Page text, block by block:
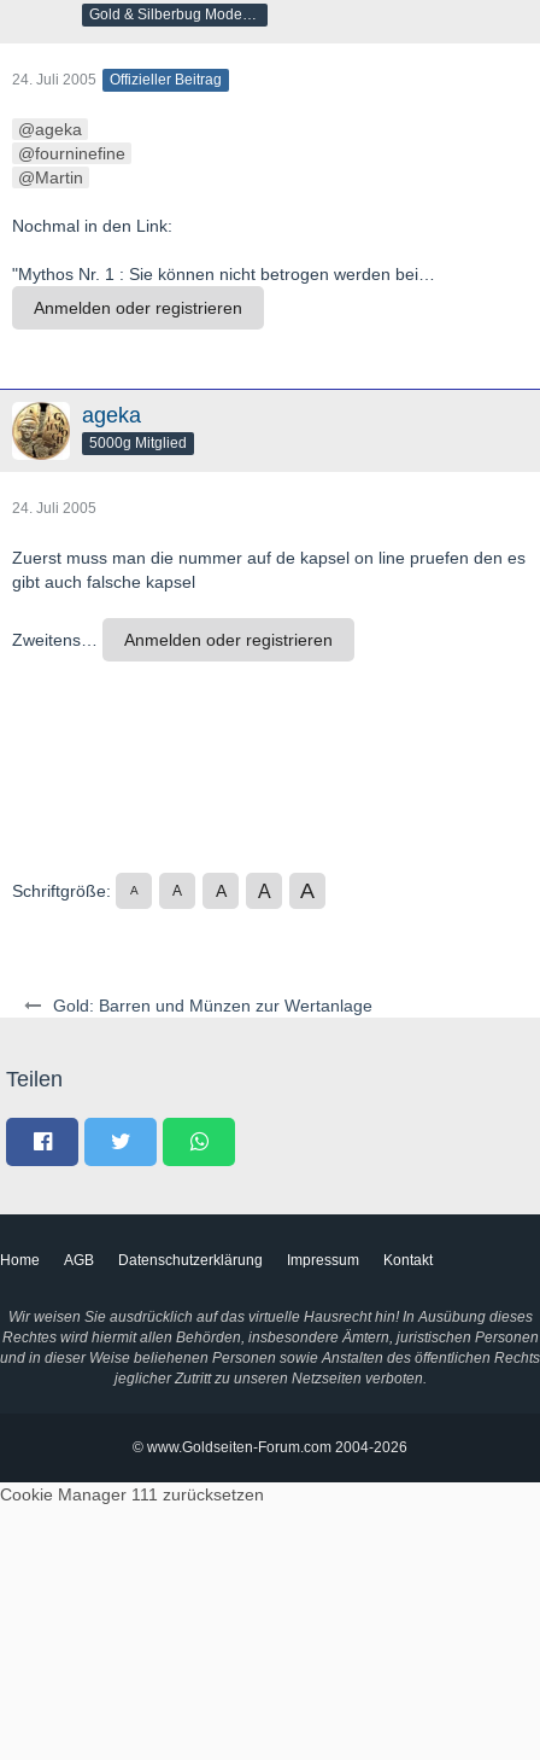
Gold: Barren und Münzen zur Wertanlage
24. Juli 2005 Offizieller Beitrag
ageka
fourninefine
Martin
Nochmal in den Link:
"Mythos Nr. 1 : Sie können nicht betrogen werden bei…
Anmelden oder registrieren
ageka
5000g Mitglied
24. Juli 2005
Zuerst muss man die nummer auf de kapsel on line pruefen den es
gibt auch falsche kapsel
Zweitens… Anmelden oder registrieren
Schriftgröße: A A A A A
Teilen
Home AGB Datenschutzerklärung Impressum Kontakt
Wir weisen Sie ausdrücklich auf das virtuelle Hausrecht hin! In Ausübung dieses
Rechtes wird hiermit allen Behörden, insbesondere Ämtern, juristischen Personen
und in dieser Weise beliehenen Personen sowie Anstalten des öffentlichen Rechts
jeglicher Zutritt zu unseren Netzseiten verboten.
© www.Goldseiten-Forum.com 2004-2026
Cookie Manager 111 zurücksetzen